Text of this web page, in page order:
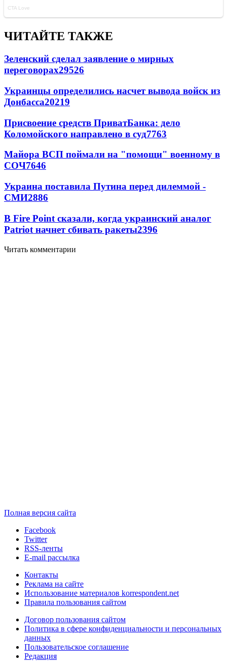
ЧИТАЙТЕ ТАКЖЕ
Зеленский сделал заявление о мирных
переговорах29526
Украинцы определились насчет вывода войск из
Донбасса20219
Присвоение средств ПриватБанка: дело
Коломойского направлено в суд7763
Майора ВСП поймали на "помощи" военному в
СОЧ7646
Украина поставила Путина перед дилеммой -
СМИ2886
В Fire Point сказали, когда украинский аналог
Patriot начнет сбивать ракеты2396
Читать комментарии
Полная версия сайта
Facebook
Twitter
RSS-ленты
E-mail рассылка
Контакты
Реклама на сайте
Использование материалов korrespondent.net
Правила пользования сайтом
Договор пользования сайтом
Политика в сфере конфиденциальности и персональных
данных
Пользовательское соглашение
Редакция